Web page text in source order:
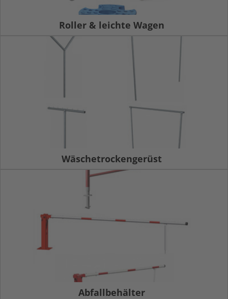
Roller & leichte Wagen
Wäschetrockengerüst
Abfallbehälter